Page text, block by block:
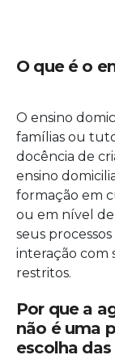
O que é o
O ensino
famílias ou
docência de
ensino
formação em
ou em nível
seus
interação com
restritos.
Por que a
não é uma
escolha